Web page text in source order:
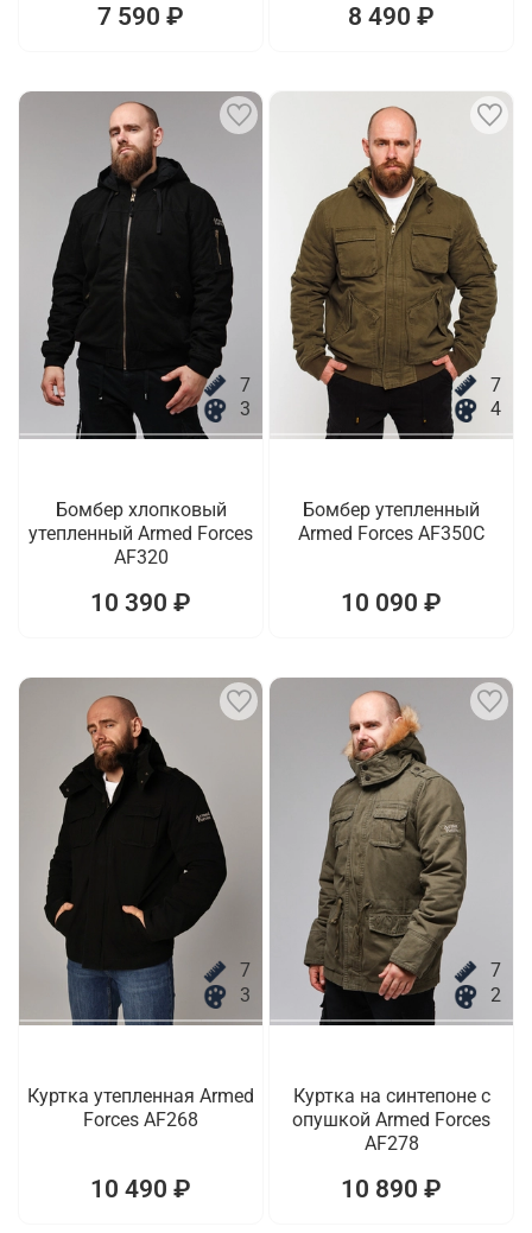
7 590 ₽ 8 490 ₽
7
3
Бомбер хлопковый
утепленный Armed Forces
AF320
10 390 ₽
7
4
Бомбер утепленный
Armed Forces AF350C
10 090 ₽
7
3
Куртка утепленная Armed
Forces AF268
10 490 ₽
7
2
Куртка на синтепоне с
опушкой Armed Forces
AF278
10 890 ₽